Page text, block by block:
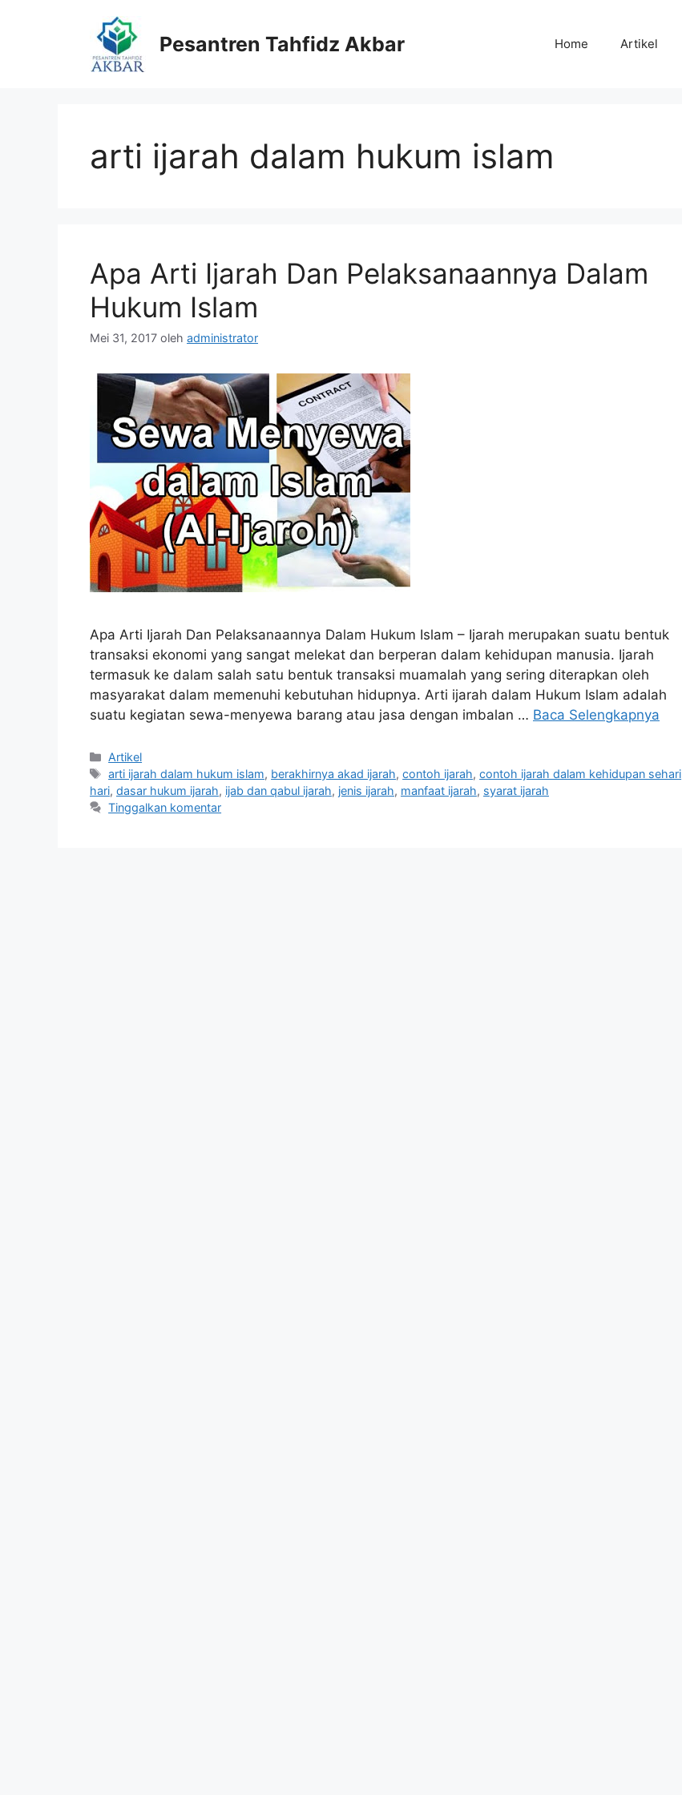
Pesantren Tahfidz Akbar Home Artikel
arti ijarah dalam hukum islam
Apa Arti Ijarah Dan Pelaksanaannya Dalam
Hukum Islam
Mei 31, 2017 oleh administrator
Apa Arti Ijarah Dan Pelaksanaannya Dalam Hukum Islam – Ijarah merupakan suatu bentuk
transaksi ekonomi yang sangat melekat dan berperan dalam kehidupan manusia. Ijarah
termasuk ke dalam salah satu bentuk transaksi muamalah yang sering diterapkan oleh
masyarakat dalam memenuhi kebutuhan hidupnya. Arti ijarah dalam Hukum Islam adalah
suatu kegiatan sewa-menyewa barang atau jasa dengan imbalan … Baca Selengkapnya
Kategori
Artikel
Tag
arti ijarah dalam hukum islam, berakhirnya akad ijarah,contoh ijarah,contoh ijarah dalam kehidupan sehari
hari, dasar hukum ijarah, ijab dan qabul ijarah, jenis ijarah, manfaat ijarah, syarat ijarah
Tinggalkan komentar